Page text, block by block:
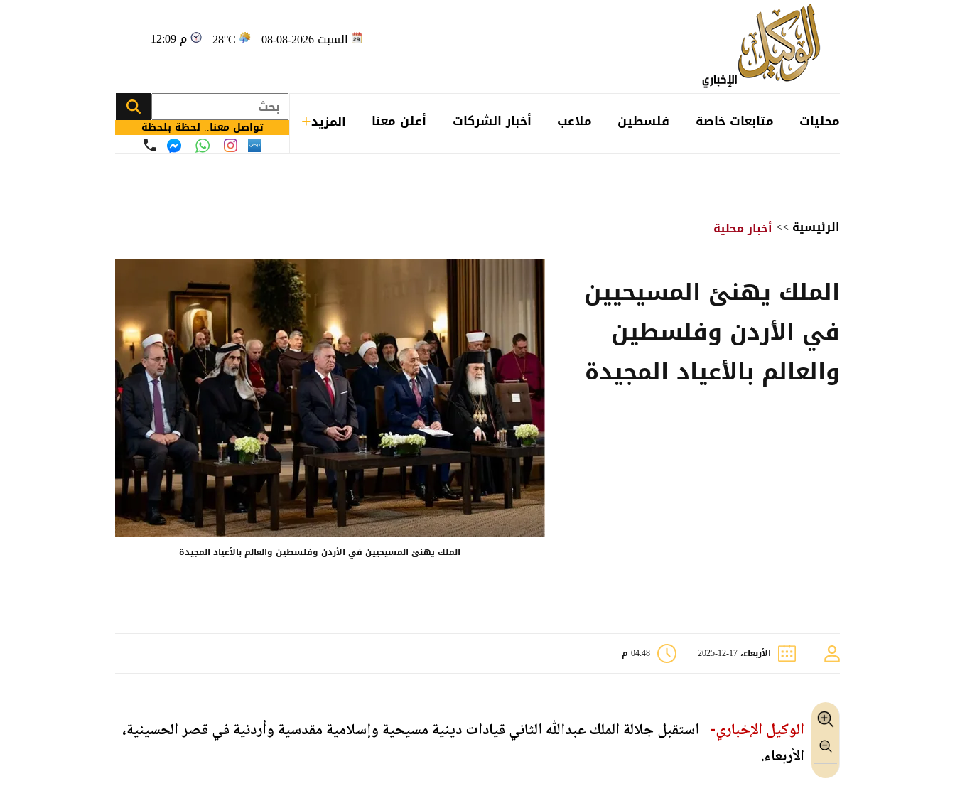
السبت 2026-08-08 28°C 12:09 م
محليات متابعات خاصة فلسطين ملاعب أخبار الشركات أعلن معنا المزيد تواصل معنا.. لحظة بلحظة
الرئيسية>>أخبار محلية
الملك يهنئ المسيحيين
في الأردن وفلسطين
والعالم بالأعياد المجيدة
الملك يهنئ المسيحيين في الأردن وفلسطين والعالم بالأعياد المجيدة
الأربعاء، 17-12-2025 04:48 م
الوكيل الإخباري- استقبل جلالة الملك عبدﷲ الثاني قيادات دينية مسيحية وإسلامية مقدسية وأردنية في قصر الحسينية،
الأربعاء.